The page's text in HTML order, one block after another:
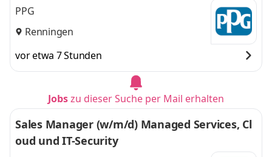
PPG
Renningen
vor etwa 7 Stunden
Jobszu dieser Suche per Mail erhalten
Sales Manager (w/m/d) Managed Services, Cl
oud und IT-Security